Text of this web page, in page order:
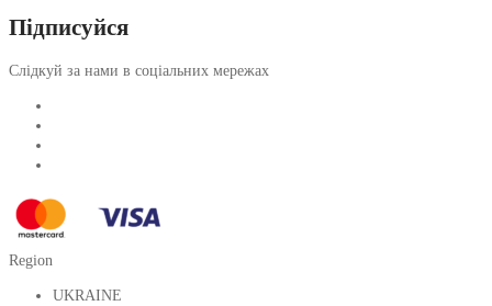
Підписуйся
Слідкуй за нами в соціальних мережах
Region
UKRAINE